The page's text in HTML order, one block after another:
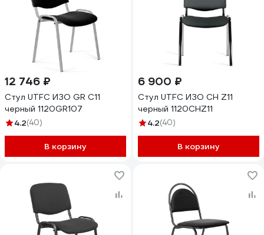
12 746 ₽
Стул UTFC ИЗО GR С11
черный 1120GR107
4.2(40)
В корзину
6 900 ₽
Стул UTFC ИЗО СН Z11
черный 1120CHZ11
4.2(40)
В корзину